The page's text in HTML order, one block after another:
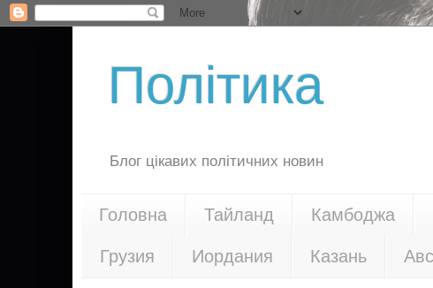
Політика
Блог цікавих політичних новин
Головна Тайланд Камбоджа
Грузия Иордания Казань